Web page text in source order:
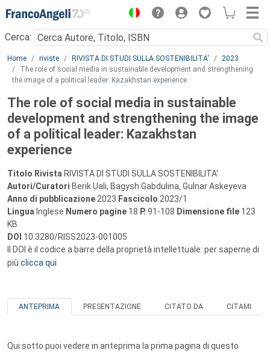
Menu
Cerca:
Main content
Home riviste RIVISTA DI STUDI SULLA SOSTENIBILITA'
2023
The role of social media in sustainable development and strengthening
the image of a political leader: Kazakhstan experience
The role of social media in sustainable
development and strengthening the image
of a political leader: Kazakhstan
experience
Titolo Rivista RIVISTA DI STUDI SULLA SOSTENIBILITA'
Autori/Curatori Berik Uali, Bagysh Gabdulina, Gulnar Askeyeva
Anno di pubblicazione 2023 Fascicolo 2023/1
Lingua Inglese Numero pagine 18 P. 91-108 Dimensione file 123
KB
DOI 10.3280/RISS2023-001005
Il DOI è il codice a barre della proprietà intellettuale: per saperne di
più clicca qui
ANTEPRIMA PRESENTAZIONE CITATO DA CITAMI
Qui sotto puoi vedere in anteprima la prima pagina di questo